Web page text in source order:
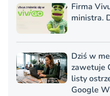
Firma
ministra.
Dziś w
zawetuje
listy
Google